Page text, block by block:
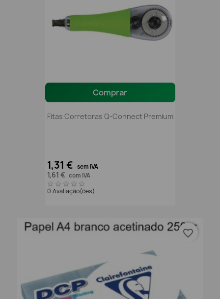
Comprar
Fitas Corretoras Q-Connect Premium
1,31 € sem IVA
1,61 € com IVA
0 Avaliação(ões)
favorite_border